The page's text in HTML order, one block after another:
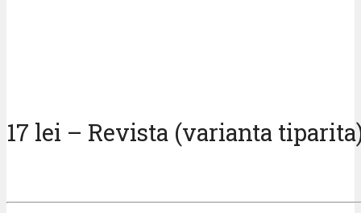
17 lei – Revista (varianta